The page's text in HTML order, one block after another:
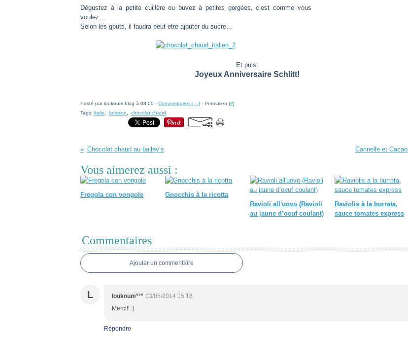
Dégustez à la petite cuillère ou buvez à petites gorgées, c’est comme vous
voulez…
Selon les gouts, il faudra peut etre ajouter du sucre...
Et puis:
Joyeux Anniversaire Schlitt!
Posté par loukoum blog à 08:00 - Commentaires [ ] - Permalien [#]
Tags: italie boisson chocolat chaud
Chocolat chaud au bailey’s Cannelle et Cacao
Vous aimerez aussi :
Fregola con vongole
Gnocchis à la ricotta
Ravioli all'uovo (Ravioli
au jaune d’oeuf coulant)
Raviolis à la burrata,
sauce tomates express
Commentaires
Ajouter un commentaire
L loukoum°°° 03/05/2014 15:18
Merci!! :)
Répondre